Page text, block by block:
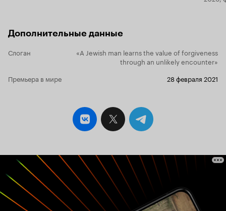
Дополнительные данные
Слоган
«A Jewish man learns the value of forgiveness
through an unlikely encounter»
Премьера в мире
28 февраля 2021